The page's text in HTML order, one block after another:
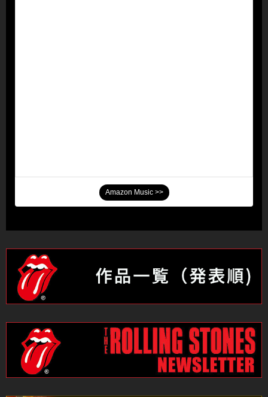
Amazon Music >>